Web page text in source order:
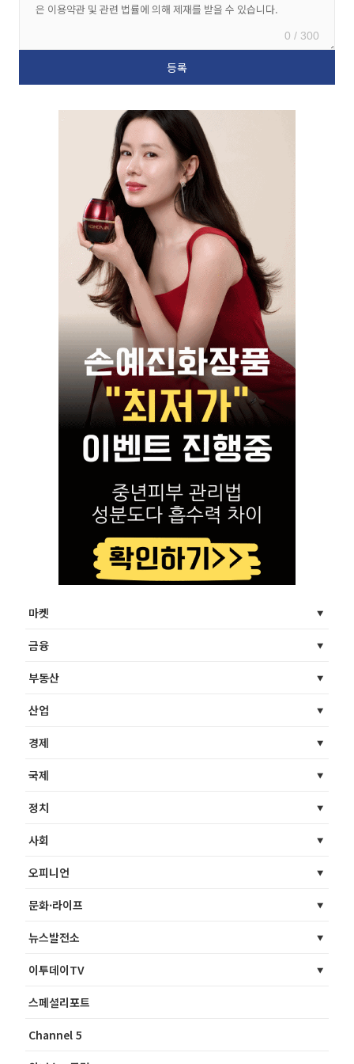
0 / 300
마켓
금융
부동산
산업
경제
국제
정치
사회
오피니언
문화·라이프
뉴스발전소
이투데이TV
스페셜리포트
Channel 5